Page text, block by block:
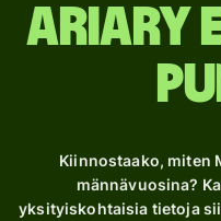
ariary
Kiinnostaako, miten
männävuosina?
yksityiskohtaisia ​​tietoja